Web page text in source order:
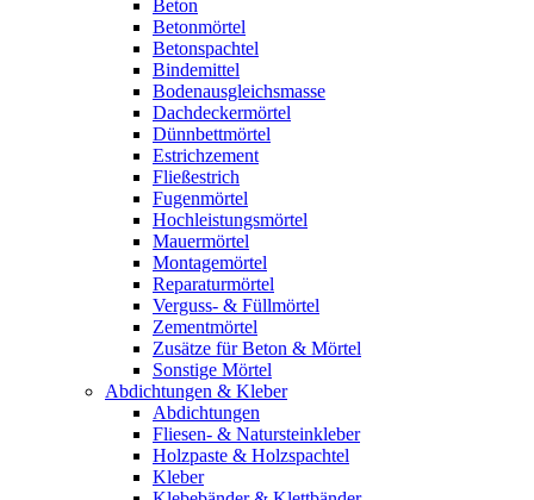
Beton
Betonmörtel
Betonspachtel
Bindemittel
Bodenausgleichsmasse
Dachdeckermörtel
Dünnbettmörtel
Estrichzement
Fließestrich
Fugenmörtel
Hochleistungsmörtel
Mauermörtel
Montagemörtel
Reparaturmörtel
Verguss- & Füllmörtel
Zementmörtel
Zusätze für Beton & Mörtel
Sonstige Mörtel
Abdichtungen & Kleber
Abdichtungen
Fliesen- & Natursteinkleber
Holzpaste & Holzspachtel
Kleber